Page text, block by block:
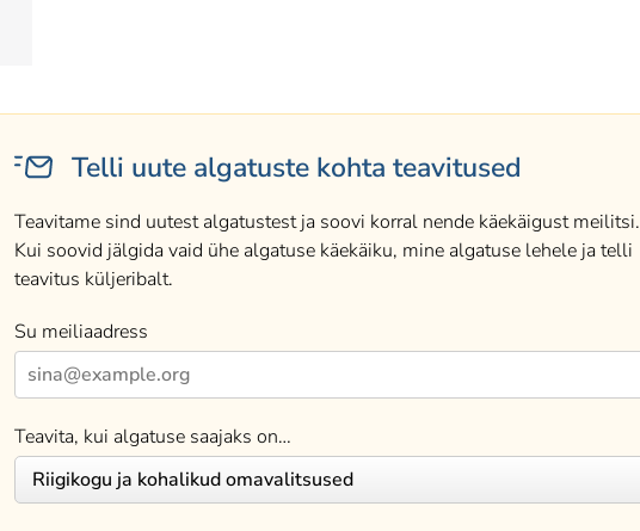
Telli uute algatuste kohta teavitused
Teavitame sind uutest algatustest ja soovi korral nende käekäigust meilitsi.
Kui soovid jälgida vaid ühe algatuse käekäiku, mine algatuse lehele ja telli
teavitus küljeribalt.
Su meiliaadress
Teavita, kui algatuse saajaks on…